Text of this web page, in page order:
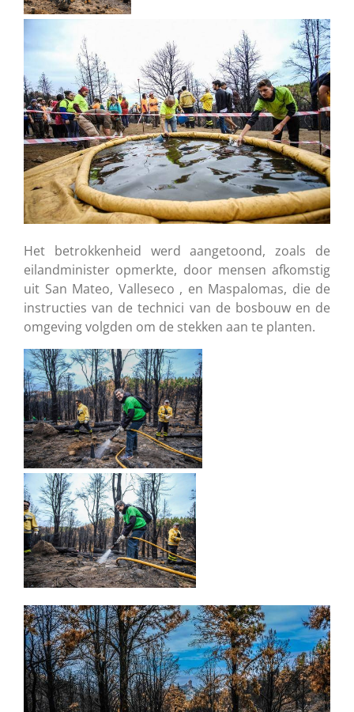
Het betrokkenheid werd aangetoond, zoals de
eilandminister opmerkte, door mensen afkomstig
uit San Mateo, Valleseco , en Maspalomas, die de
instructies van de technici van de bosbouw en de
omgeving volgden om de stekken aan te planten.